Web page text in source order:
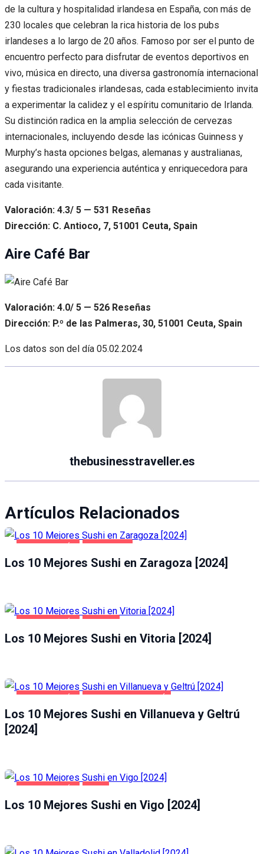
de la cultura y hospitalidad irlandesa en España, con más de
230 locales que celebran la rica historia de los pubs
irlandeses a lo largo de 20 años. Famoso por ser el punto de
encuentro perfecto para disfrutar de eventos deportivos en
vivo, música en directo, una diversa gastronomía internacional
y fiestas tradicionales irlandesas, cada establecimiento invita
a experimentar la calidez y el espíritu comunitario de Irlanda.
Su distinción radica en la amplia selección de cervezas
internacionales, incluyendo desde las icónicas Guinness y
Murphy’s hasta opciones belgas, alemanas y australianas,
asegurando una experiencia auténtica y enriquecedora para
cada visitante.
Valoración: 4.3/ 5 — 531 Reseñas
Dirección: C. Antioco, 7, 51001 Ceuta, Spain
Aire Café Bar
Valoración: 4.0/ 5 — 526 Reseñas
Dirección: P.º de las Palmeras, 30, 51001 Ceuta, Spain
Los datos son del día 05.02.2024
thebusinesstraveller.es
Artículos Relacionados
Los 10 Mejores Sushi en Zaragoza [2024]
Los 10 Mejores Sushi en Vitoria [2024]
Los 10 Mejores Sushi en Villanueva y Geltrú
[2024]
Los 10 Mejores Sushi en Vigo [2024]